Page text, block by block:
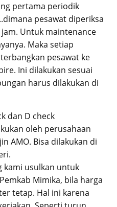
pertama periodik
pesawat diperiksa
Untuk maintenance
Maka setiap
pesawat ke
Ini dilakukan sesuai
harus dilakukan di
dan D check
oleh perusahaan
AMO. Bisa dilakukan di
kami usulkan untuk
Mimika, bila harga
tetap. Hal ini karena